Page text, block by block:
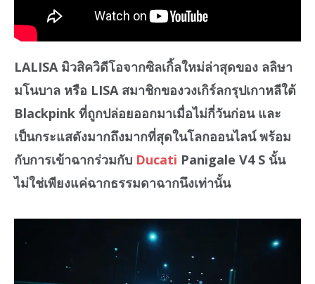
LALISA มิวสิควิดีโอจากซิลเกิ้ลใหม่ล่าสุดของ ลลิษา
มโนบาล หรือ LISA สมาชิกของวงเกิร์ลกรุปเกาหลีใต้
Blackpink ที่ถูกปล่อยออกมาเมื่อไม่กี่วันก่อน และ
เป็นกระแสดังมากถึงมากที่สุดในโลกออนไลน์ พร้อม
กับการเข้าฉากร่วมกับ Ducati Panigale V4 S นั้น
ไม่ใช่เพียงแค่ฉากธรรมดาฉากนึงเท่านั้น